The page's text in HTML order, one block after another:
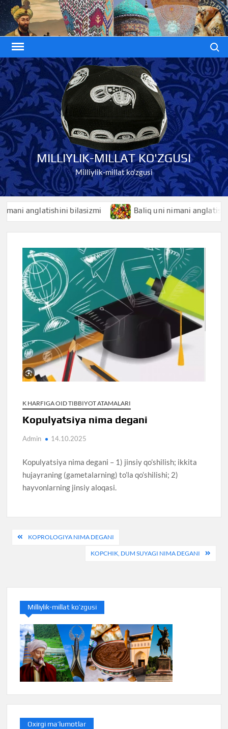
Skip
to
content
MILLIYLIK-MILLAT KO'ZGUSI
Milliylik-millat ko'zgusi
anglatishini bilasizmi Baliq uni nimani anglatishini
K HARFIGA OID TIBBIYOT ATAMALARI
Kopulyatsiya nima degani
Admin 14.10.2025
Kopulyatsiya nima degani – 1) jinsiy qo’shilish; ikkita
hujayraning (gametalarning) to’la qo’shilishi; 2)
hayvonlarning jinsiy aloqasi.
PostKOPROLOGIYA NIMA DEGANI
KOPCHIK, DUM SUYAGI NIMA DEGANI
Milliylik-millat ko’zgusi
Oxirgi ma’lumotlar